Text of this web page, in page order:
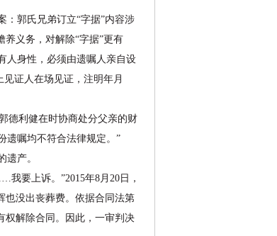
郭氏兄弟订立“字据”内容涉
义务，对解除“字据”更有
人身性，必须由遗嘱人亲自设
证人在场见证，注明年月
德利健在时协商处分父亲的财
遗嘱均不符合法律规定。”
产。
要上诉。”2015年8月20日，
也没出丧葬费。依据合同法第
权解除合同。因此，一审判决